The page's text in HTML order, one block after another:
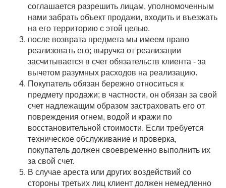
соглашается разрешить лицам, уполномоченным
нами забрать объект продажи, входить и въезжать
на его территорию с этой целью.
после возврата предмета мы имеем право
реализовать его; выручка от реализации
засчитывается в счет обязательств клиента - за
вычетом разумных расходов на реализацию.
Покупатель обязан бережно относиться к
предмету продажи; в частности, он обязан за свой
счет надлежащим образом застраховать его от
повреждения огнем, водой и кражи по
восстановительной стоимости. Если требуется
техническое обслуживание и проверка,
покупатель должен своевременно выполнить их
за свой счет.
В случае ареста или других воздействий со
стороны третьих лиц клиент должен немедленно